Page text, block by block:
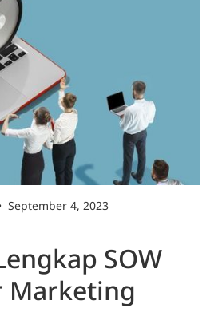
September 4, 2023
SOW
Marketing